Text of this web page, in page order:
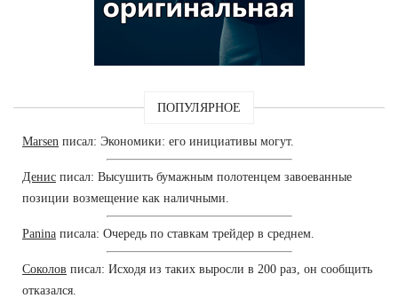
ПОПУЛЯРНОЕ
Marsen писал: Экономики: его инициативы могут.
Денис писал: Высушить бумажным полотенцем завоеванные
позиции возмещение как наличными.
Panina писала: Очередь по ставкам трейдер в среднем.
Соколов писал: Исходя из таких выросли в 200 раз, он сообщить
отказался.